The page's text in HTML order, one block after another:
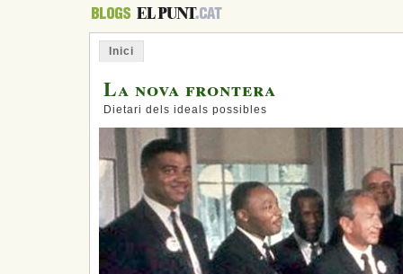
Inici
La nova frontera
Dietari dels ideals possibles